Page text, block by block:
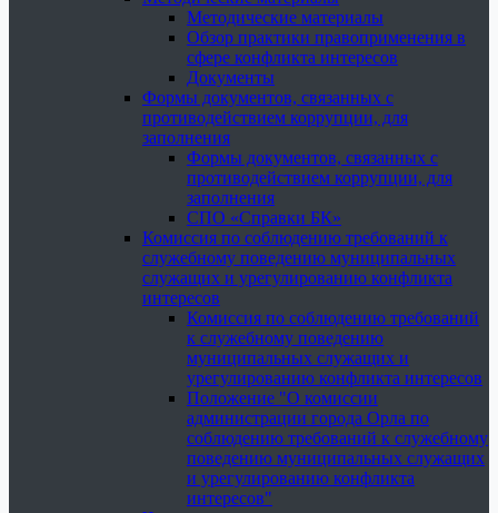
Методические материалы
Обзор практики правоприменения в
сфере конфликта интересов
Документы
Формы документов, связанных с
противодействием коррупции, для
заполнения
Формы документов, связанных с
противодействием коррупции, для
заполнения
СПО «Справки БК»
Комиссия по соблюдению требований к
служебному поведению муниципальных
служащих и урегулированию конфликта
интересов
Комиссия по соблюдению требований
к служебному поведению
муниципальных служащих и
урегулированию конфликта интересов
Положение "О комиссии
администрации города Орла по
соблюдению требований к служебному
поведению муниципальных служащих
и урегулированию конфликта
интересов"